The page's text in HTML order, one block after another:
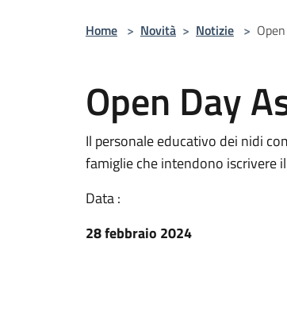
Home > Novità > Notizie >
Open Day
Il personale educativo dei nidi
famiglie che intendono iscrivere
Data :
28 febbraio 2024